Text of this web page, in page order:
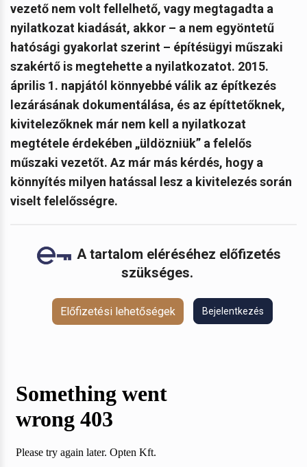
vezető nem volt fellelhető, vagy megtagadta a
nyilatkozat kiadását, akkor – a nem egyöntetű
hatósági gyakorlat szerint – építésügyi műszaki
szakértő is megtehette a nyilatkozatot. 2015.
április 1. napjától könnyebbé válik az építkezés
lezárásának dokumentálása, és az építtetőknek,
kivitelezőknek már nem kell a nyilatkozat
megtétele érdekében „üldözniük” a felelős
műszaki vezetőt. Az már más kérdés, hogy a
könnyítés milyen hatással lesz a kivitelezés során
viselt felelősségre.
A tartalom eléréséhez előfizetés
szükséges.
Előfizetési lehetőségek Bejelentkezés